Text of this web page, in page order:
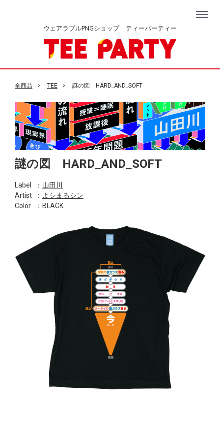
ウェアラブルPNGショップ ティーパーティー
Menu
全商品 TEE 謎の図 HARD_AND_SOFT
謎の図 HARD_AND_SOFT
Label ： 山田川
Artist
： よシまるシン
Color
：BLACK